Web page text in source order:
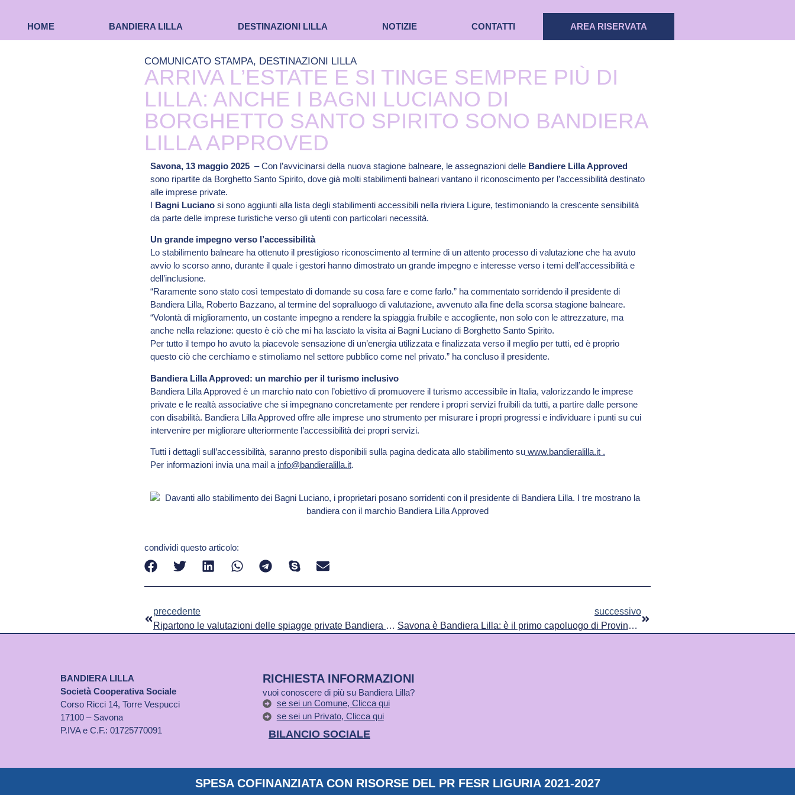
HOME BANDIERA LILLA DESTINAZIONI LILLA NOTIZIE CONTATTI AREA RISERVATA
COMUNICATO STAMPA, DESTINAZIONI LILLA
ARRIVA L’ESTATE E SI TINGE SEMPRE PIÙ DI
LILLA: ANCHE I BAGNI LUCIANO DI
BORGHETTO SANTO SPIRITO SONO BANDIERA
LILLA APPROVED
Savona, 13 maggio 2025 – Con l’avvicinarsi della nuova stagione balneare, le assegnazioni delle Bandiere Lilla Approved
sono ripartite da Borghetto Santo Spirito, dove già molti stabilimenti balneari vantano il riconoscimento per l’accessibilità destinato
alle imprese private.
I Bagni Luciano si sono aggiunti alla lista degli stabilimenti accessibili nella riviera Ligure, testimoniando la crescente sensibilità
da parte delle imprese turistiche verso gli utenti con particolari necessità.
Un grande impegno verso l’accessibilità
Lo stabilimento balneare ha ottenuto il prestigioso riconoscimento al termine di un attento processo di valutazione che ha avuto
avvio lo scorso anno, durante il quale i gestori hanno dimostrato un grande impegno e interesse verso i temi dell’accessibilità e
dell’inclusione.
“Raramente sono stato così tempestato di domande su cosa fare e come farlo.” ha commentato sorridendo il presidente di
Bandiera Lilla, Roberto Bazzano, al termine del sopralluogo di valutazione, avvenuto alla fine della scorsa stagione balneare.
“Volontà di miglioramento, un costante impegno a rendere la spiaggia fruibile e accogliente, non solo con le attrezzature, ma
anche nella relazione: questo è ciò che mi ha lasciato la visita ai Bagni Luciano di Borghetto Santo Spirito.
Per tutto il tempo ho avuto la piacevole sensazione di un’energia utilizzata e finalizzata verso il meglio per tutti, ed è proprio
questo ciò che cerchiamo e stimoliamo nel settore pubblico come nel privato.” ha concluso il presidente.
Bandiera Lilla Approved: un marchio per il turismo inclusivo
Bandiera Lilla Approved è un marchio nato con l’obiettivo di promuovere il turismo accessibile in Italia, valorizzando le imprese
private e le realtà associative che si impegnano concretamente per rendere i propri servizi fruibili da tutti, a partire dalle persone
con disabilità. Bandiera Lilla Approved offre alle imprese uno strumento per misurare i propri progressi e individuare i punti su cui
intervenire per migliorare ulteriormente l’accessibilità dei propri servizi.
Tutti i dettagli sull’accessibilità, saranno presto disponibili sulla pagina dedicata allo stabilimento su www.bandieralilla.it .
Per informazioni invia una mail a info@bandieralilla.it.
condividi questo articolo:
precedente
Ripartono le valutazioni delle spiagge private Bandiera Lilla: i Bagni Lido sono il primo stabilimento “Approved” di Borgio
successivo
Savona è Bandiera Lilla: è il primo capoluogo di Provincia italiano a ricevere il riconoscimento
BANDIERA LILLA
Società Cooperativa Sociale
Corso Ricci 14, Torre Vespucci
17100 – Savona
P.IVA e C.F.: 01725770091
RICHIESTA INFORMAZIONI
vuoi conoscere di più su Bandiera Lilla?
se sei un Comune, Clicca qui
se sei un Privato, Clicca qui
BILANCIO SOCIALE
SPESA COFINANZIATA CON RISORSE DEL PR FESR LIGURIA 2021-2027